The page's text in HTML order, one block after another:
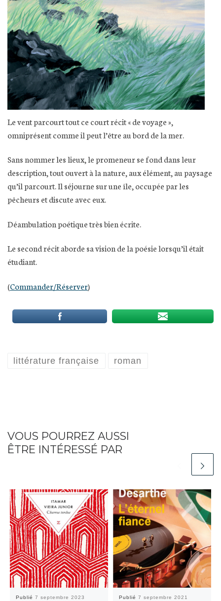
Le vent parcourt tout ce court récit « de voyage »,
omniprésent comme il peut l’être au bord de la mer.
Sans nommer les lieux, le promeneur se fond dans leur
description, tout ouvert à la nature, aux élément, au paysage
qu’il parcourt. Il séjourne sur une île, occupée par les
pêcheurs et discute avec eux.
Déambulation poétique très bien écrite.
Le second récit aborde sa vision de la poésie lorsqu’il était
étudiant.
(Commander/Réserver)
littérature française roman
VOUS POURREZ AUSSI
ÊTRE INTÉRESSÉ PAR
Publié 7 septembre 2023 Publié 7 septembre 2021